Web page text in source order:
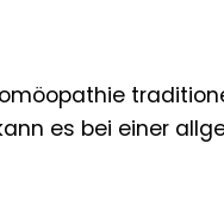
es bei einer